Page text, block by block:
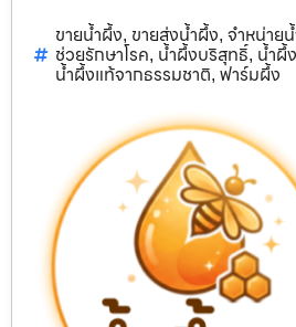
ขายน้ำผึ้ง, ขายส่งน้ำผึ้ง, จำหน่าย
ช่วยรักษาโรค, น้ำผึ้งบริสุทธิ์, น้ำผึ้
น้ำผึ้งแท้จากธรรมชาติ, ฟาร์มผึ้ง